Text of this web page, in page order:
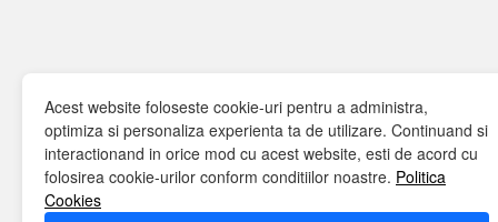
Acest website foloseste cookie-uri pentru a administra,
optimiza si personaliza experienta ta de utilizare. Continuand si
interactionand in orice mod cu acest website, esti de acord cu
folosirea cookie-urilor conform conditiilor noastre. Politica
Cookies